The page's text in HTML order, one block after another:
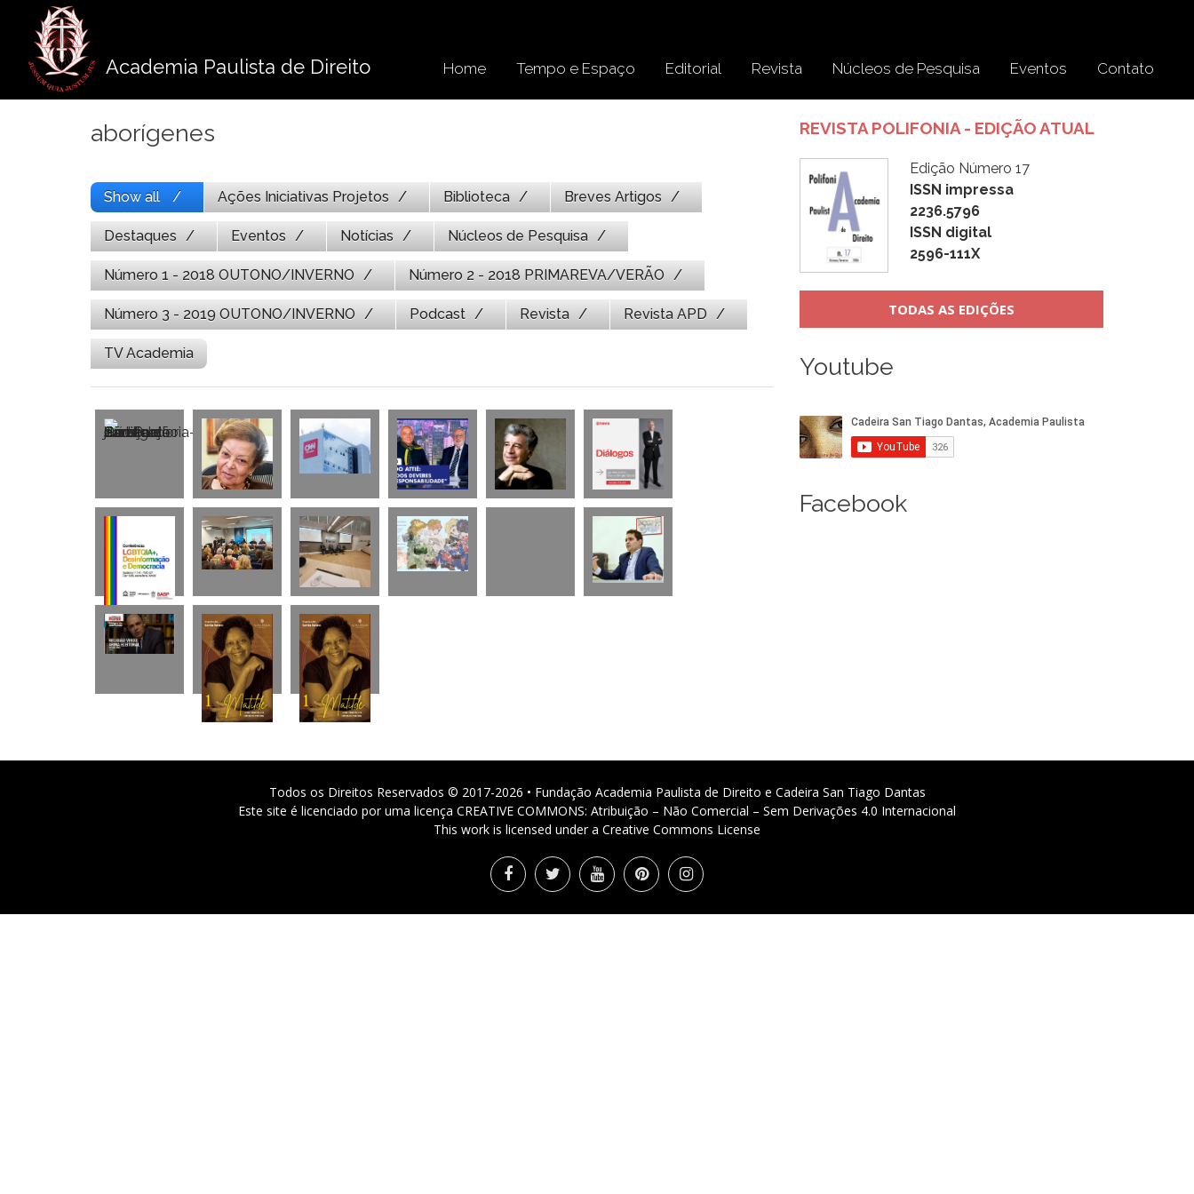
conteúdo
Academia Paulista de Direito Home Tempo e Espaço Editorial Revista Núcleos de Pesquisa Eventos Contato
aborígenes
Show all Ações Iniciativas Projetos Biblioteca Breves Artigos
Destaques Eventos Notícias Núcleos de Pesquisa
Número 1 - 2018 OUTONO/INVERNO Número 2 - 2018 PRIMAREVA/VERÃO
Número 3 - 2019 OUTONO/INVERNO Podcast Revista Revista APD
TV Academia
REVISTA POLIFONIA - EDIÇÃO ATUAL
Edição Número 17
ISSN impressa
2236.5796
ISSN digital
2596-111X
TODAS AS EDIÇÕES
Youtube
Facebook
Todos os Direitos Reservados © 2017-2026 • Fundação Academia Paulista de Direito e Cadeira San Tiago Dantas
Este site é licenciado por uma licença CREATIVE COMMONS: Atribuição – Não Comercial – Sem Derivações 4.0 Internacional
This work is licensed under a Creative Commons License